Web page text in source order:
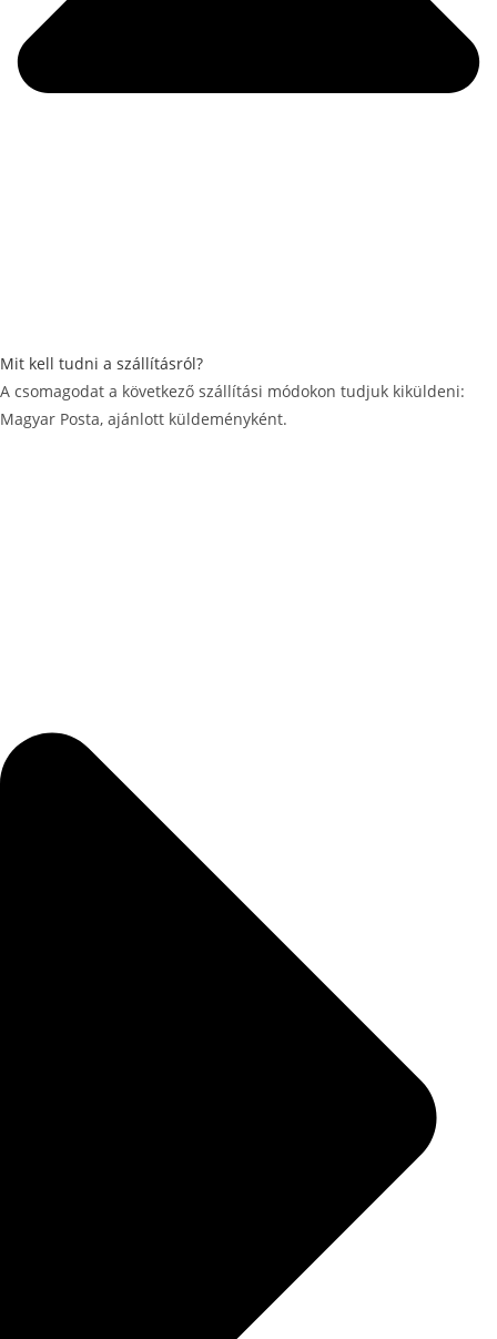
Mit kell tudni a szállításról?
A csomagodat a következő szállítási módokon tudjuk kiküldeni:
Magyar Posta, ajánlott küldeményként.